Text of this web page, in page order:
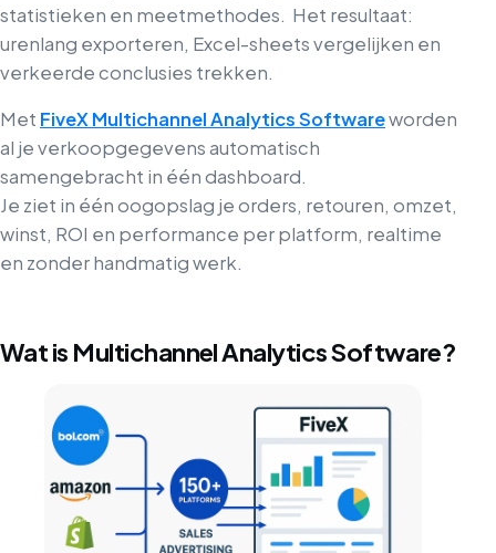
statistieken en meetmethodes. Het resultaat:
urenlang exporteren, Excel-sheets vergelijken en
verkeerde conclusies trekken.
Met FiveX Multichannel Analytics Softwareworden
al je verkoopgegevens automatisch
samengebracht in één dashboard.
Je ziet in één oogopslag je orders, retouren, omzet,
winst, ROI en performance per platform, realtime
en zonder handmatig werk.
Wat is Multichannel Analytics Software?